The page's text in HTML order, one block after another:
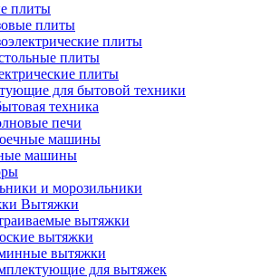
плиты
плиты
плиты
плиты
плиты
для бытовой техники
техника
печи
машины
машины
и морозильники
Вытяжки
вытяжки
вытяжки
вытяжки
для вытяжек